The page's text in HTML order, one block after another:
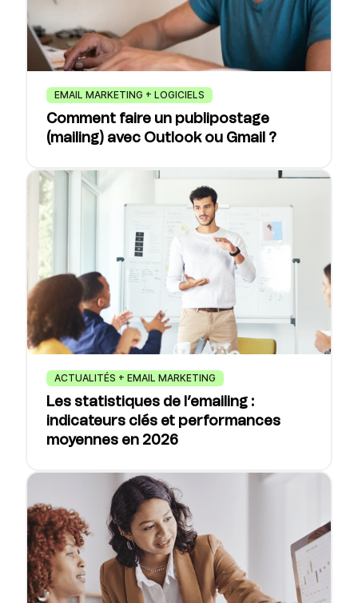
EMAIL MARKETING + LOGICIELS
Comment faire un publipostage
(mailing) avec Outlook ou Gmail ?
ACTUALITÉS + EMAIL MARKETING
Les statistiques de l’emailing :
indicateurs clés et performances
moyennes en 2026